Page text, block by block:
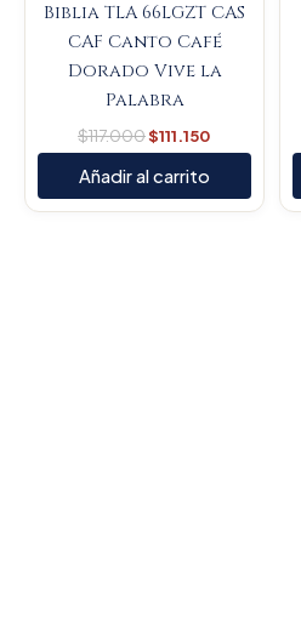
Biblia TLA 66LGZT CAS
CAF Canto Café
Dorado Vive la
Palabra
$117.000$111.150
Añadir al carrito